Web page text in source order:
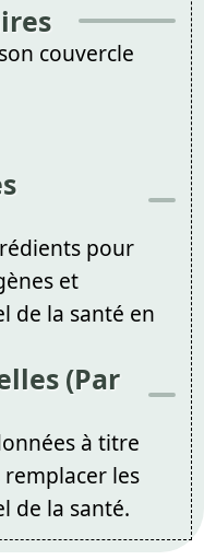
couvercle
pour
et
de la santé en
(Par
à titre
les
de la santé.